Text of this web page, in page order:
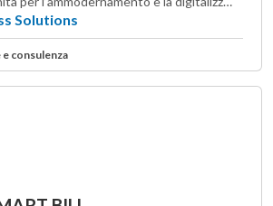
Solutions
consulenza